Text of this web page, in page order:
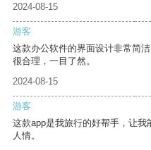
2024-08-15
游客
这款办公软件的界面设计非常简
很合理，一目了然。
2024-08-15
游客
这款app是我旅行的好帮手，让
人情。